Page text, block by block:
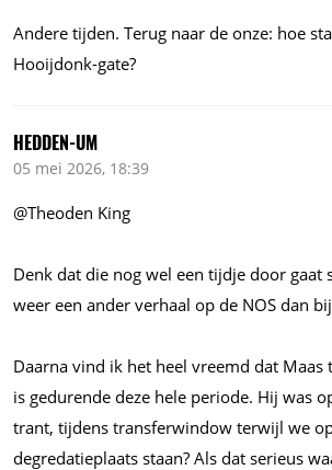
Andere tijden. Terug naar de onze: hoe
Hooijdonk-gate?
HEDDEN-UM
05 mei 2026, 18:39
@Theoden King
Denk dat die nog wel een tijdje door gaat
weer een ander verhaal op de NOS dan
Daarna vind ik het heel vreemd dat Maas
is gedurende deze hele periode. Hij was
trant, tijdens transferwindow terwijl we
degredatieplaats staan? Als dat serieus